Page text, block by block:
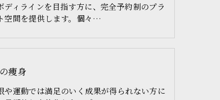
ディラインを目指す方に、完全予約制のプラ
空間を提供します。個々…
痩身
や運動では満足のいく成果が得られない方に